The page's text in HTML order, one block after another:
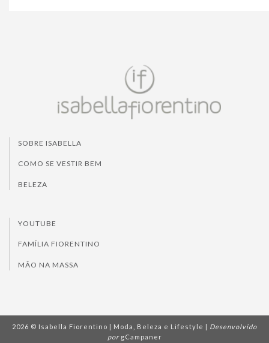
SOBRE ISABELLA
COMO SE VESTIR BEM
BELEZA
YOUTUBE
FAMÍLIA FIORENTINO
MÃO NA MASSA
2026 © Isabella Fiorentino | Moda, Beleza e Lifestyle | Desenvolvido
por gCampaner